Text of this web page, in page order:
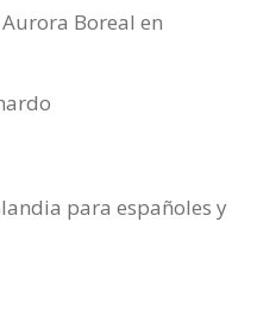
Boreal en
para españoles y